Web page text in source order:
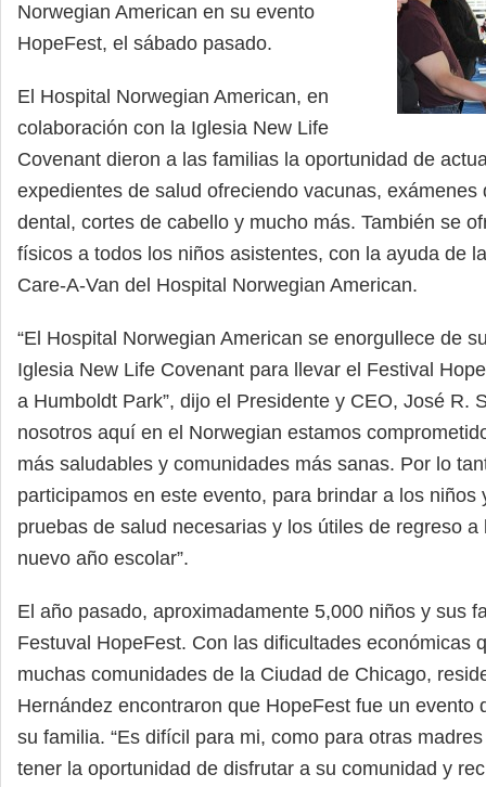
Norwegian American en su evento
HopeFest, el sábado pasado.
El Hospital Norwegian American, en
colaboración con la Iglesia New Life
Covenant dieron a las familias la oportunidad de
expedientes de salud ofreciendo vacunas, exámenes
dental, cortes de cabello y mucho más. También se
físicos a todos los niños asistentes, con la ayuda de
Care-A-Van del Hospital Norwegian American.
“El Hospital Norwegian American se enorgullece de
Iglesia New Life Covenant para llevar el Festival
a Humboldt Park”, dijo el Presidente y CEO, José R.
nosotros aquí en el Norwegian estamos
más saludables y comunidades más sanas. Por lo
participamos en este evento, para brindar a los niños
pruebas de salud necesarias y los útiles de regreso a
nuevo año escolar”.
El año pasado, aproximadamente 5,000 niños y sus
Festuval HopeFest. Con las dificultades económicas
muchas comunidades de la Ciudad de Chicago,
Hernández encontraron que HopeFest fue un evento
su familia. “Es difícil para mi, como para otras
tener la oportunidad de disfrutar a su comunidad y